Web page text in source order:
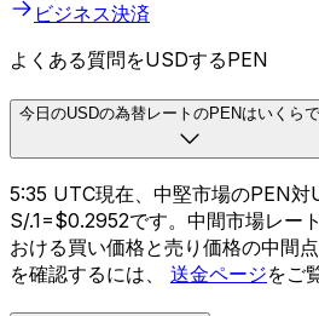
ビジネス決済
よくある質問をUSDするPEN
今日のUSDの為替レートのPENはいくら
5:35 UTC現在、中堅市場のPEN対
S/.1=$0.2952です。中間市場レー
おける買い価格と売り価格の中間
を確認するには、 送金ページをご